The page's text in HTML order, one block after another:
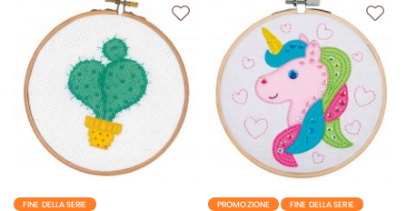
FINE DELLA SERIE PROMOZIONE FINE DELLA SERIE